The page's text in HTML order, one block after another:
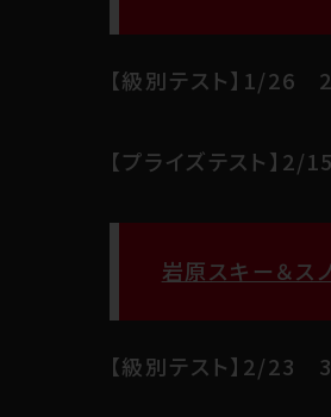
【級別テスト】1/
【プライズテスト】2/15
岩原スキー＆ス
【級別テスト】2/23